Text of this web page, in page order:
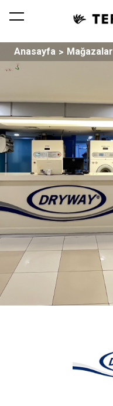
Anasayfa Mağazalar